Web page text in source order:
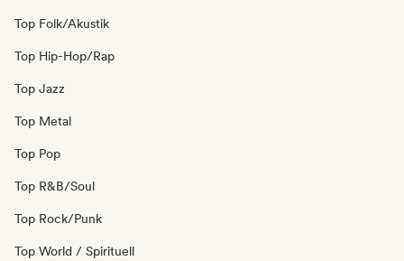
Top Folk/Akustik
Top Hip-Hop/Rap
Top Jazz
Top Metal
Top Pop
Top R&B/Soul
Top Rock/Punk
Top World / Spirituell